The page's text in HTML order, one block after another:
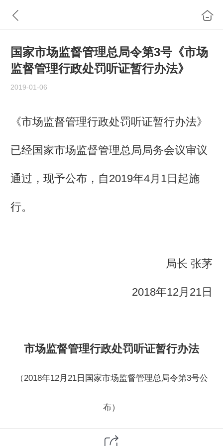
国家市场监督管理总局令第3号《市场
监督管理行政处罚听证暂行办法》
2019-01-06
《市场监督管理行政处罚听证暂行办法》
已经国家市场监督管理总局局务会议审议
通过，现予公布，自2019年4月1日起施
行。
局长 张茅
2018年12月21日
市场监督管理行政处罚听证暂行办法
（2018年12月21日国家市场监督管理总局令第3号公
布）